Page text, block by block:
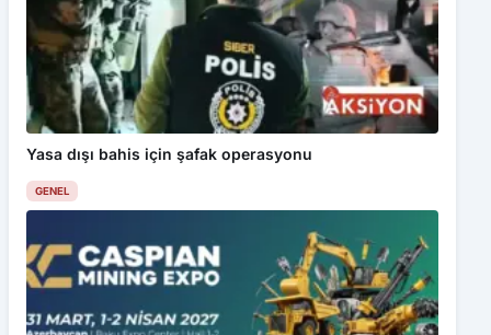
Yasa dışı bahis için şafak operasyonu
GENEL